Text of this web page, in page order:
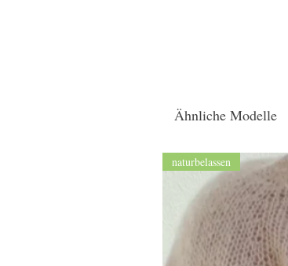
Ähnliche Modelle
naturbelassen